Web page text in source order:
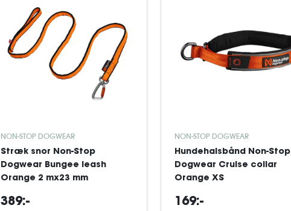
NON-STOP DOGWEAR
Stræk snor Non-Stop
Dogwear Bungee leash
Orange 2 mx23 mm
389:-
NON-STOP DOGWEAR
Hundehalsbånd Non-Stop
Dogwear Cruise collar
Orange XS
169:-